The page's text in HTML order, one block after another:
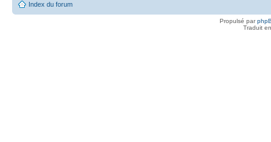
Index du forum
Propulsé par
Traduit